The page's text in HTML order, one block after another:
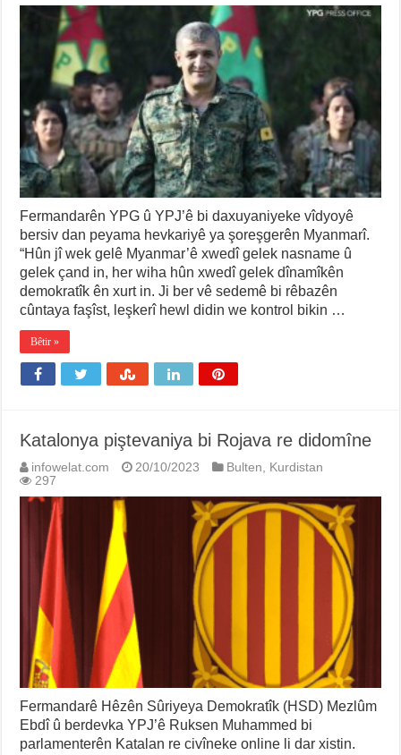
Fermandarên YPG û YPJ’ê bi daxuyaniyeke vîdyoyê
bersiv dan peyama hevkariyê ya şoreşgerên Myanmarî.
“Hûn jî wek gelê Myanmar’ê xwedî gelek nasname û
gelek çand in, her wiha hûn xwedî gelek dînamîkên
demokratîk ên xurt in. Ji ber vê sedemê bi rêbazên
cûntaya faşîst, leşkerî hewl didin we kontrol bikin …
Bêtir »
Katalonya piştevaniya bi Rojava re didomîne
infowelat.com 20/10/2023 Bulten
Kurdistan
297
Fermandarê Hêzên Sûriyeya Demokratîk (HSD) Mezlûm
Ebdî û berdevka YPJ’ê Ruksen Muhammed bi
parlamenterên Katalan re civîneke online li dar xistin.